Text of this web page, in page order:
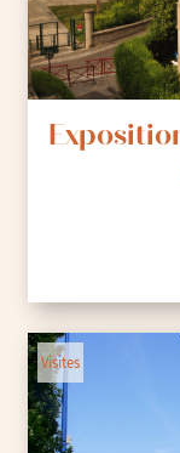
Visites